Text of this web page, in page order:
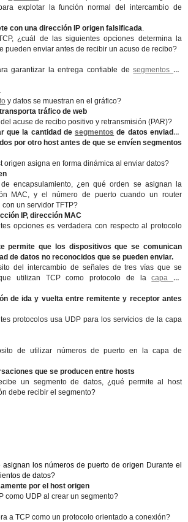
explotar la función normal del intercambio de
con una dirección IP origen falsificada.
¿cuál de las siguientes opciones determina la
pueden enviar antes de recibir un acuso de recibo?
garantizar la entrega confiable desegmentos de
y datos se muestran en el gráfico?
tráfico de web
acuse de recibo positivo y retransmisión (PAR)?
que la cantidad desegmentos de datos enviados
por otro host antes de que se envíen segmentos
origen asigna en forma dinámica al enviar datos?
encapsulamiento, ¿en qué orden se asignan la
MAC, y el número de puerto cuando un router
un servidor TFTP?
IP, dirección MAC
opciones es verdadera con respecto al protocolo
permite que los dispositivos que se comunican
de datos no reconocidos que se pueden enviar.
del intercambio de señales de tres vías que se
utilizan TCP como protocolo de lacapa de
de ida y vuelta entre remitente y receptor antes
protocolos usa UDP para los servicios de la capa
de utilizar números de puerto en la capa de
que se producen entre hosts
un segmento de datos, ¿qué permite al host
debe recibir el segmento?
los números de puerto de origen Durante el
de datos?
por el host origen
como UDP al crear un segmento?
a TCP como un protocolo orientado a conexión?